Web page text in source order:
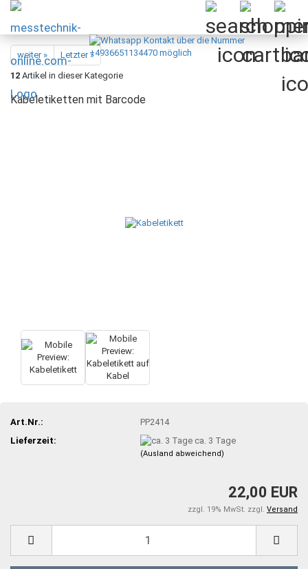
weiter »
Letzter »
12 Artikel in dieser Kategorie
Kabeletiketten mit Barcode
Art.Nr.:
PP2414
Lieferzeit:
ca. 3 Tage
(Ausland abweichend)
22,00 EUR
zzgl. 19% MwSt. zzgl. Versand